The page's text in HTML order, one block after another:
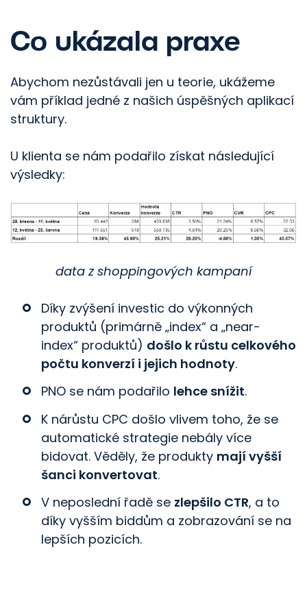
Co ukázala praxe
Abychom nezůstávali jen u teorie, ukážeme
vám příklad jedné z našich úspěšných aplikací
struktury.
U klienta se nám podařilo získat následující
výsledky:
data z shoppingových kampaní
Díky zvýšení investic do výkonných
produktů (primárně „index“ a „near-
index“ produktů) došlo k růstu celkového
počtu konverzí i jejich hodnoty.
PNO se nám podařilo lehce snížit.
K nárůstu CPC došlo vlivem toho, že se
automatické strategie nebály více
bidovat. Věděly, že produkty mají vyšší
šanci konvertovat.
V neposlední řadě se zlepšilo CTR, a to
díky vyšším biddům a zobrazování se na
lepších pozicích.